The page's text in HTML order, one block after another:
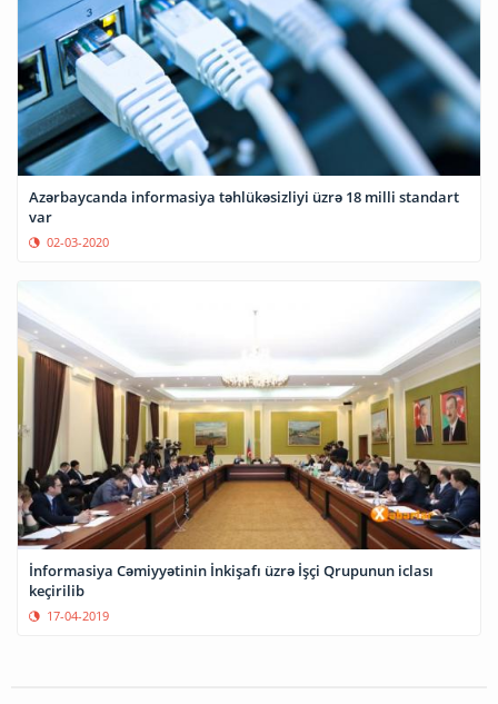
Azərbaycanda informasiya təhlükəsizliyi üzrə 18 milli standart
var
02-03-2020
İnformasiya Cəmiyyətinin İnkişafı üzrə İşçi Qrupunun iclası
keçirilib
17-04-2019